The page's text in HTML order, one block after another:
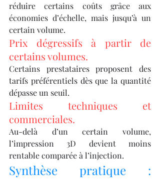
réduire certains coûts grâce aux
économies d’échelle, mais jusqu’à un
certain volume.
Prix dégressifs à partir de
certains volumes.
Certains prestataires proposent des
tarifs préférentiels dès que la quantité
dépasse un seuil.
Limites techniques et
commerciales.
Au-delà d’un certain volume,
l’impression 3D devient moins
rentable comparée à l’injection.
Synthèse pratique :